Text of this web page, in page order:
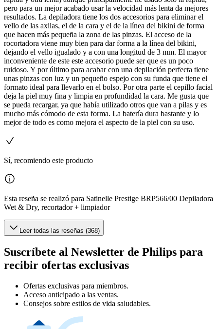
pero para un mejor acabado usar la velocidad más lenta da mejores
resultados. La depiladora tiene los dos accesorios para eliminar el
vello de las axilas, el de la cara y el de la línea del bikini de forma
que hacen más pequeña la zona de las pinzas. El acceso de la
rocortadora viene muy bien para dar forma a la línea del bikini,
dejando el vello igualado y a con una longitud de 3 mm. El mayor
inconveniente de este este accesorio puede ser que es un poco
ruidoso. Y por último para acabar con una depilación perfecta tiene
unas pinzas con luz y un pequeño espejo con su funda que tiene el
formato ideal para llevarlo en el bolso. Por otra parte el cepillo facial
deja la piel muy fina y limpia en profundidad la cara. Me gusta que
se pueda recargar, ya que había utilizado otros que van a pilas y es
mucho más cómodo de esta forma. La batería dura bastante y lo
mejor de todo es como mejora el aspecto de la piel con su uso.
Sí, recomiendo este producto
Esta reseña se realizó para Satinelle Prestige BRP566/00 Depiladora
Wet & Dry, recortador + limpiador
Leer todas las reseñas (368)
Suscríbete al Newsletter de Philips para
recibir ofertas exclusivas
Ofertas exclusivas para miembros.
Acceso anticipado a las ventas.
Consejos sobre estilos de vida saludables.